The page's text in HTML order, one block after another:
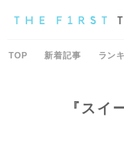
TOP 新着記事 ラン
『スイ